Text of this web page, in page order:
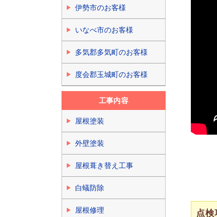
点検
伊勢市のお客様
いなべ市のお客様
多気郡多気町のお客様
度会郡玉城町のお客様
工事内容
屋根塗装
外壁塗装
屋根葺き替え工事
白蟻防除
屋根修理